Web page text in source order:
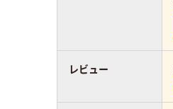
レビュー